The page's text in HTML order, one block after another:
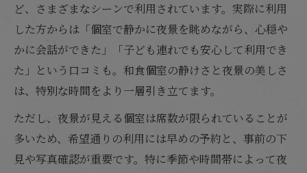
ど、さまざまなシーンで利用されています。実際に利用
した方からは「個室で静かに夜景を眺めながら、心穏や
かに会話ができた」「子ども連れでも安心して利用でき
た」という口コミも。和食個室の静けさと夜景の美しさ
は、特別な時間をより一層引き立てます。
ただし、夜景が見える個室は席数が限られていることが
多いため、希望通りの利用には早めの予約と、事前の下
見や写真確認が重要です。特に季節や時間帯によって夜